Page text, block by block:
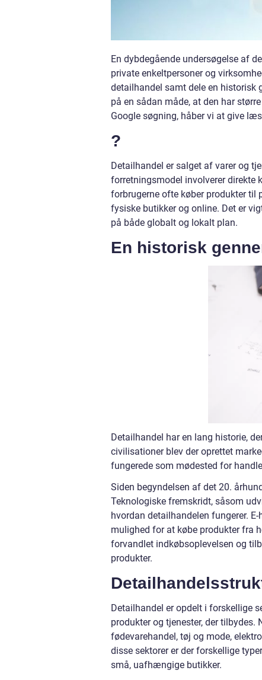
En dybdegående undersøgelse af
private enkeltpersoner og
detailhandel samt dele en historisk
på en sådan måde, at den har
Google søgning, håber vi at give
?
Detailhandel er salget af varer og
forretningsmodel involverer direkte
forbrugerne ofte køber produkter til
fysiske butikker og online. Det er
på både globalt og lokalt plan.
En historisk
Detailhandel har en lang historie,
civilisationer blev der oprettet
fungerede som mødested for
Siden begyndelsen af det 20.
Teknologiske fremskridt, såsom
hvordan detailhandelen fungerer.
mulighed for at købe produkter fra
forvandlet indkøbsoplevelsen og
produkter.
Detailhandel er opdelt i forskellige
produkter og tjenester, der
fødevarehandel, tøj og mode,
disse sektorer er der forskellige
små, uafhængige butikker.